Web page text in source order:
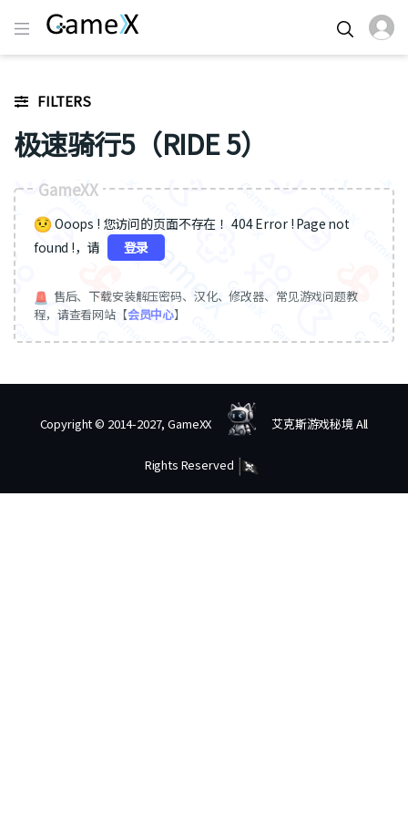
FILTERS
极速骑行5（RIDE 5）
GameXX
Ooops ! 您访问的页面不存在 ！404 Error ! Page not
found !，请
登录
售后、下载安装解压密码、汉化、修改器、常见游戏问题教
程，请查看网站【会员中心】
Copyright © 2014-2027, GameXX 艾克斯游戏秘境 All
Rights Reserved